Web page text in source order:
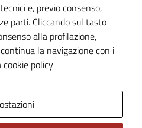
e, previo consenso,
parti. Cliccando sul tasto
alla profilazione,
la navigazione con i
policy
essere
disabilitati.
Questi cookie
non raccolgono
informazioni